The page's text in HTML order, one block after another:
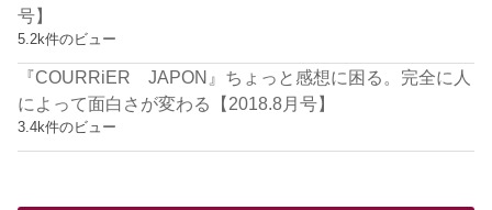
号】
5.2k件のビュー
『COURRiER JAPON』ちょっと感想に困る。完全に人
によって面白さが変わる【2018.8月号】
3.4k件のビュー